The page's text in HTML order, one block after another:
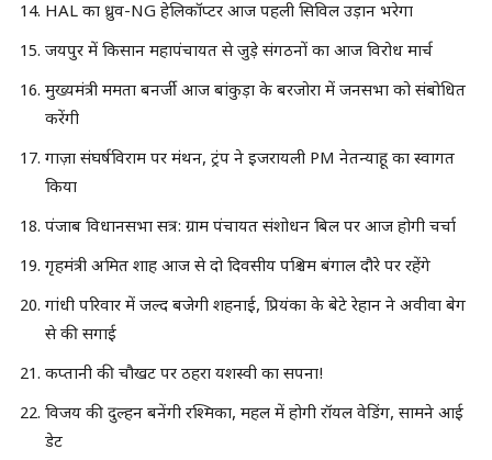
HAL का ध्रुव-NG हेलिकॉप्टर आज पहली सिविल उड़ान भरेगा
जयपुर में किसान महापंचायत से जुड़े संगठनों का आज विरोध मार्च
मुख्यमंत्री ममता बनर्जी आज बांकुड़ा के बरजोरा में जनसभा को संबोधित
करेंगी
गाज़ा संघर्षविराम पर मंथन, ट्रंप ने इजरायली PM नेतन्याहू का स्वागत
किया
पंजाब विधानसभा सत्र: ग्राम पंचायत संशोधन बिल पर आज होगी चर्चा
गृहमंत्री अमित शाह आज से दो दिवसीय पश्चिम बंगाल दौरे पर रहेंगे
गांधी परिवार में जल्द बजेगी शहनाई, प्रियंका के बेटे रेहान ने अवीवा बेग
से की सगाई
कप्तानी की चौखट पर ठहरा यशस्वी का सपना!
विजय की दुल्हन बनेंगी रश्मिका, महल में होगी रॉयल वेडिंग, सामने आई
डेट